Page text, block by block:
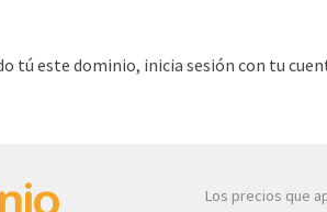
tú este dominio, inicia sesión con tu
Los precios que